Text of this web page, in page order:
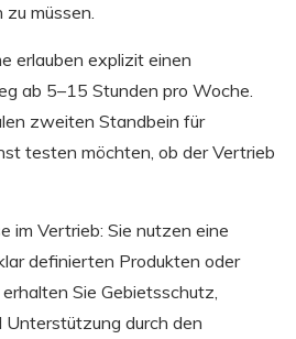
zu müssen.
erlauben explizit einen
ab 5–15 Stunden pro Woche.
zweiten Standbein für
testen möchten, ob der Vertrieb
im Vertrieb: Sie nutzen eine
definierten Produkten oder
Sie Gebietsschutz,
durch den